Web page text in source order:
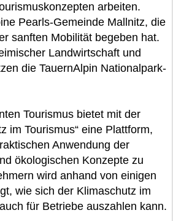
arbeiten.
Pearls-Gemeinde Mallnitz, die
sanften Mobilität begeben hat.
Landwirtschaft und
die TauernAlpin Nationalpark-
Tourismus bietet mit der
im Tourismus“ eine Plattform,
Anwendung der
ökologischen Konzepte zu
wird anhand von einigen
wie sich der Klimaschutz im
für Betriebe auszahlen kann.